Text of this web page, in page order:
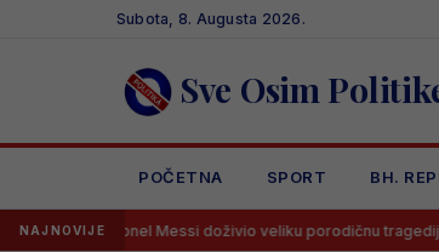
Subota, 8. Augusta 2026.
Sve Osim
POČETNA SPORT BH.
NAJNOVIJE
Messi doživio veliku porodičnu tragediju